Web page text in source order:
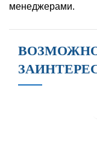
менеджерами.